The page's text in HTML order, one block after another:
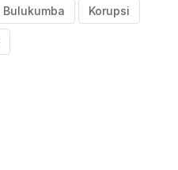
Bulukumba Korupsi